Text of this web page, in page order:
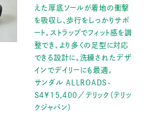
えた厚底ソールが着地の衝撃
を吸収し、歩行をしっかりサポ
ート。ストラップでフィット感を調
整でき、より多くの足型に対応
できる設計に。洗練されたデザ
インでデイリーにも最適。
サンダル ALLROADS-
S4¥15,400／テリック（テリッ
クジャパン）